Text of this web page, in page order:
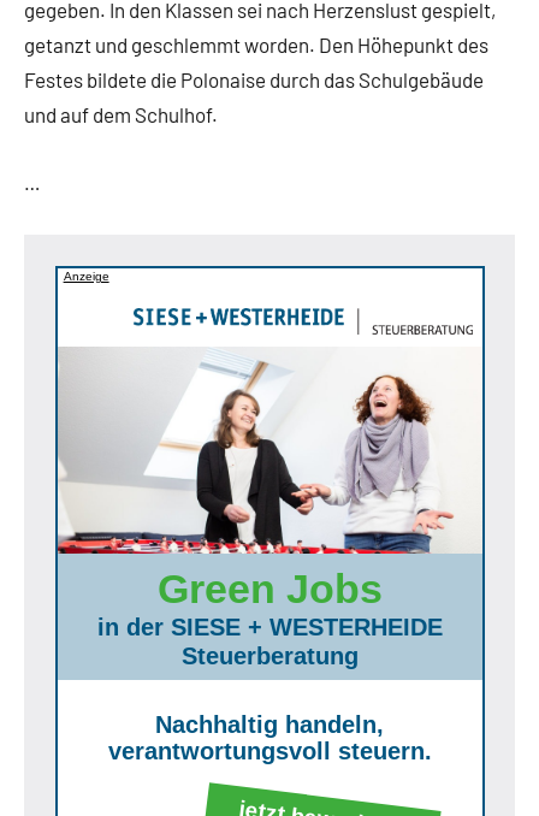
gegeben. In den Klassen sei nach Herzenslust gespielt,
getanzt und geschlemmt worden. Den Höhepunkt des
Festes bildete die Polonaise durch das Schulgebäude
und auf dem Schulhof.
…
Anzeige
Green Jobs
in der SIESE + WESTERHEIDE
Steuerberatung
Nachhaltig handeln,
verantwortungsvoll steuern.